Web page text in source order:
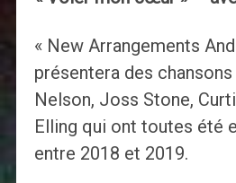
« New Arrangements
présentera des
Nelson, Joss Stone,
Elling qui ont toutes été
entre 2018 et 2019.